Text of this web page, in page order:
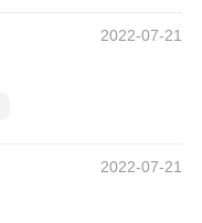
2022-07-21
2022-07-21